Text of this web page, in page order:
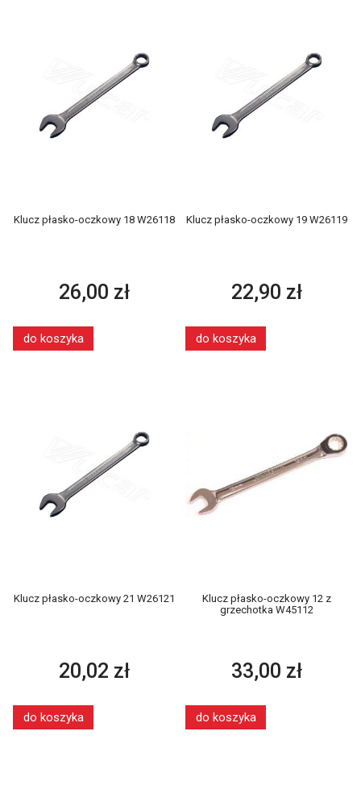
Klucz płasko-oczkowy 18 W26118
26,00 zł
do koszyka
Klucz płasko-oczkowy 19 W26119
22,90 zł
do koszyka
Klucz płasko-oczkowy 21 W26121
20,02 zł
do koszyka
Klucz płasko-oczkowy 12 z
grzechotka W45112
33,00 zł
do koszyka